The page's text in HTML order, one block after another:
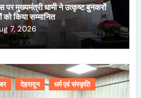
पर मुख्यमंत्री धामी ने उत्कृष्ट बुनकरों
किया सम्मानित
7, 2026
देहरादून धर्म एवं संस्कृति